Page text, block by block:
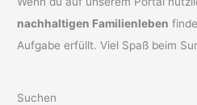
nachhaltigen Familienleben
Aufgabe erfüllt. Viel Spaß beim
Suchen